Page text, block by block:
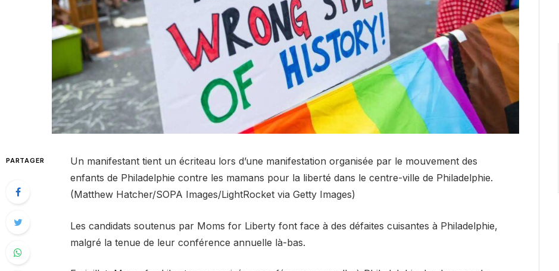
PARTAGER
Un manifestant tient un écriteau lors d’une manifestation organisée par le mouvement des
enfants de Philadelphie contre les mamans pour la liberté dans le centre-ville de Philadelphie.
(Matthew Hatcher/SOPA Images/LightRocket via Getty Images)
Les candidats soutenus par Moms for Liberty font face à des défaites cuisantes à Philadelphie,
malgré la tenue de leur conférence annuelle là-bas.